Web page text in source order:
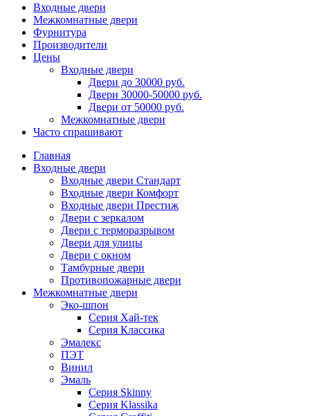
Входные двери
Межкомнатные двери
Фурнитура
Производители
Цены
Входные двери
Двери до 30000 руб.
Двери 30000-50000 руб.
Двери от 50000 руб.
Межкомнатные двери
Часто спрашивают
Главная
Входные двери
Входные двери Стандарт
Входные двери Комфорт
Входные двери Престиж
Двери с зеркалом
Двери с терморазрывом
Двери для улицы
Двери с окном
Тамбурные двери
Противопожарные двери
Межкомнатные двери
Эко-шпон
Серия Хай-тек
Серия Классика
Эмалекс
ПЭТ
Винил
Эмаль
Серия Skinny
Серия Klassika